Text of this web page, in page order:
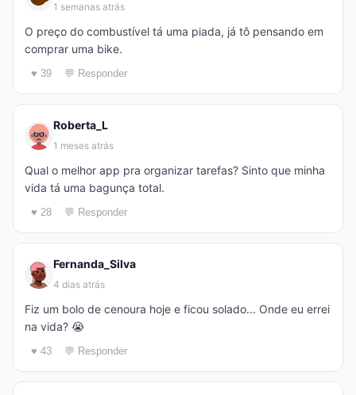
1 semanas atrás
O preço do combustível tá uma piada, já tô pensando em
comprar uma bike.
♥ 39 💬 Responder
Roberta_L
1 meses atrás
Qual o melhor app pra organizar tarefas? Sinto que minha
vida tá uma bagunça total.
♥ 28 💬 Responder
Fernanda_Silva
4 dias atrás
Fiz um bolo de cenoura hoje e ficou solado... Onde eu errei
na vida? 😭
♥ 43 💬 Responder